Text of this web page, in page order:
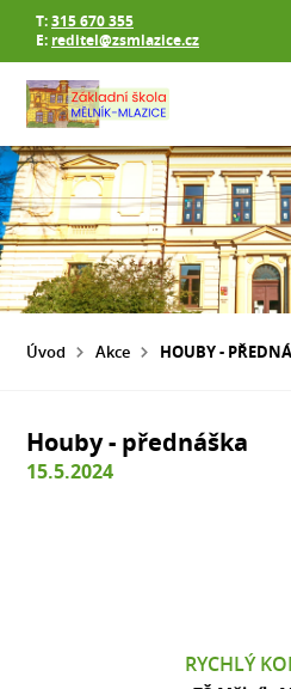
T:315 670 355
E: reditel@zsmlazice.cz
Úvod Akce HOUBY -
Houby - přednáška
15.5.2024
RYCHLÝ